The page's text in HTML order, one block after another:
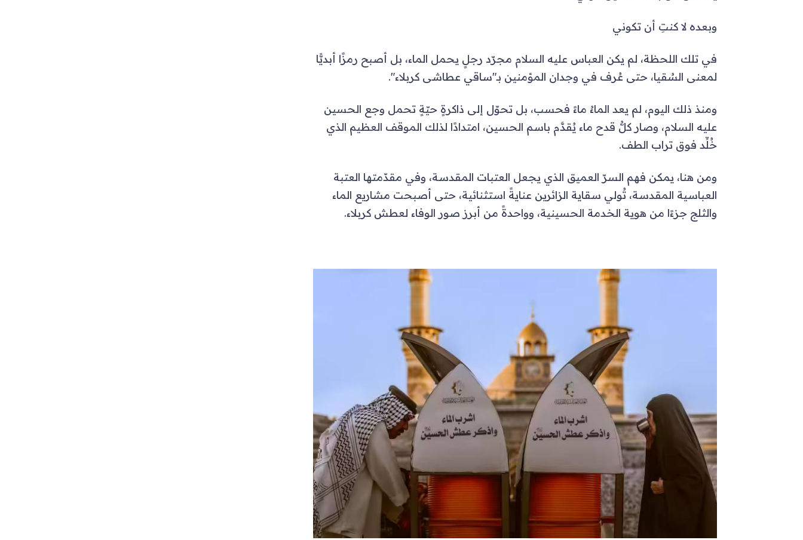
وبعده لا كنتِ أن تكوني
في تلك اللحظة، لم يكن العباس عليه السلام مجرّد رجلٍ يحمل الماء، بل أصبح رمزًا أبديًّا
لمعنى السُقيا، حتى عُرف في وجدان المؤمنين بـ"ساقي عطاشى كربلاء".
ومنذ ذلك اليوم، لم يعد الماءُ ماءً فحسب، بل تحوّل إلى ذاكرةٍ حيّةٍ تحمل وجع الحسين
عليه السلام، وصار كلُّ قدح ماء يُقدَّم باسم الحسين، امتدادًا لذلك الموقف العظيم الذي
خُلِّد فوق تراب الطف.
ومن هنا، يمكن فهم السرّ العميق الذي يجعل العتبات المقدسة، وفي مقدّمتها العتبة
العباسية المقدسة، تُولي سقاية الزائرين عنايةً استثنائية، حتى أصبحت مشاريع الماء
والثلج جزءًا من هوية الخدمة الحسينية، وواحدةً من أبرز صور الوفاء لعطش كربلاء.